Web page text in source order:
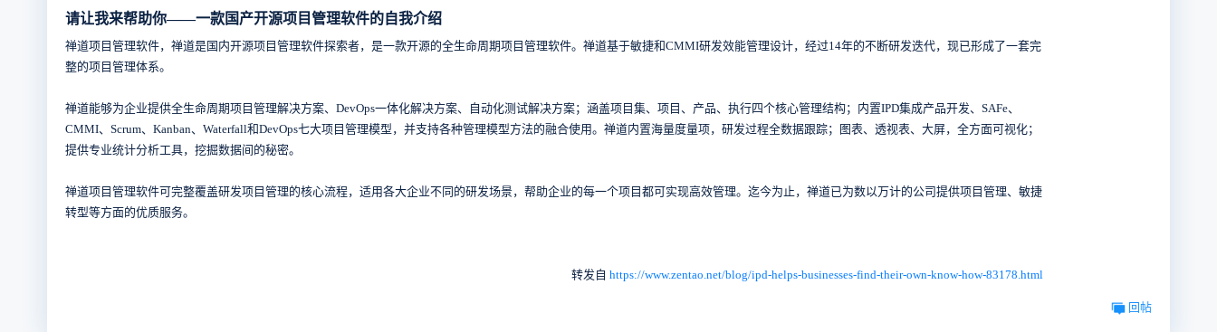
请让我来帮助你——一款国产开源项目管理软件的自我介绍
禅道项目管理软件，禅道是国内开源项目管理软件探索者，是一款开源的全生命周期项目管理软件。禅道基于敏捷和CMMI研发效能管理设计，经过14年的不断研发迭代，现已形成了一套完
整的项目管理体系。
禅道能够为企业提供全生命周期项目管理解决方案、DevOps一体化解决方案、自动化测试解决方案；涵盖项目集、项目、产品、执行四个核心管理结构；内置IPD集成产品开发、SAFe、
CMMI、Scrum、Kanban、Waterfall和DevOps七大项目管理模型，并支持各种管理模型方法的融合使用。禅道内置海量度量项，研发过程全数据跟踪；图表、透视表、大屏，全方面可视化；
提供专业统计分析工具，挖掘数据间的秘密。
禅道项目管理软件可完整覆盖研发项目管理的核心流程，适用各大企业不同的研发场景，帮助企业的每一个项目都可实现高效管理。迄今为止，禅道已为数以万计的公司提供项目管理、敏捷
转型等方面的优质服务。
转发自 https://www.zentao.net/blog/ipd-helps-businesses-find-their-own-know-how-83178.html
回帖